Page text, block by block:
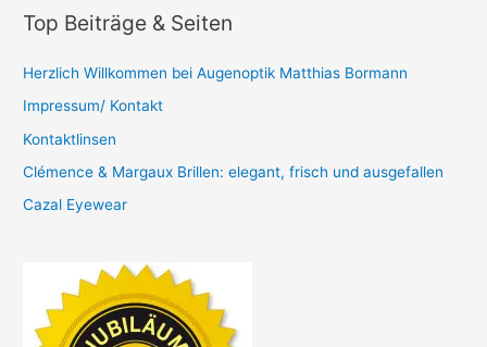
Top Beiträge & Seiten
Herzlich Willkommen bei Augenoptik Matthias Bormann
Impressum/ Kontakt
Kontaktlinsen
Clémence & Margaux Brillen: elegant, frisch und ausgefallen
Cazal Eyewear